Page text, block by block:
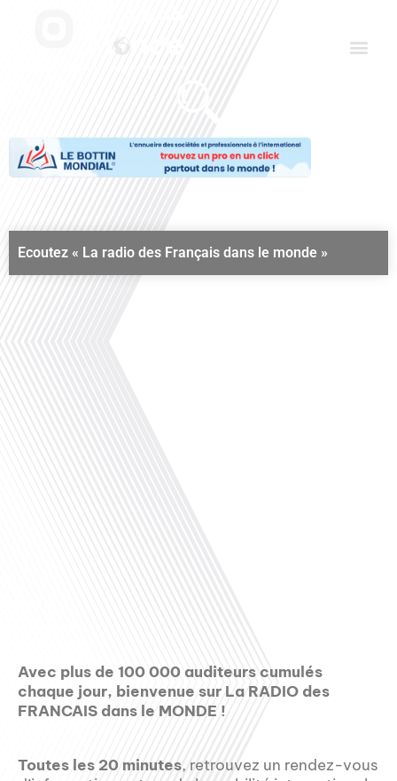
Ecoutez « La radio des Français dans le monde »
Avec plus de 100 000 auditeurs cumulés
chaque jour, bienvenue sur La RADIO des
FRANCAIS dans le MONDE !
Toutes les 20 minutes, retrouvez un rendez-vous